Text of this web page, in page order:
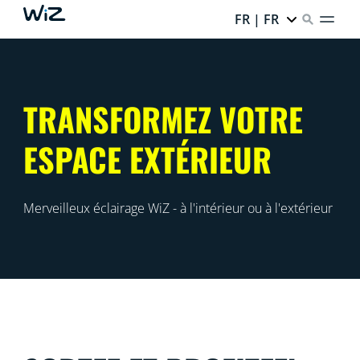
FR | FR
TRANSFORMEZ VOTRE
ESPACE EXTÉRIEUR
Merveilleux éclairage WiZ - à l'intérieur ou à l'extérieur